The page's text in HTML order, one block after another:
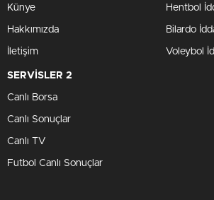
Künye
Hakkımızda
İletişim
Hentbol
Bilardo
Voleybol
SERVİSLER 2
Canlı Borsa
Canlı Sonuçlar
Canlı TV
Futbol Canlı Sonuçlar